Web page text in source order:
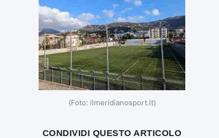
(Foto: ilmeridianosport.it)
CONDIVIDI QUESTO ARTICOLO